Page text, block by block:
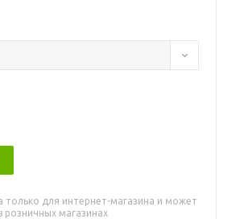
только для интернет-магазина и может
розничных магазинах